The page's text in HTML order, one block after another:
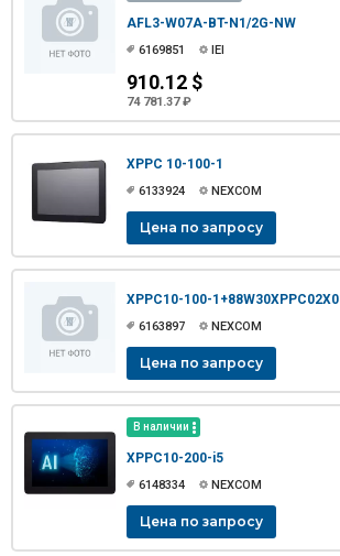
AFL3-W07A-BT-N1/2G-NW
6169851 IEI
910.12 $
74 781.37 ₽
XPPC 10-100-1
6133924 NEXCOM
Цена по запросу
XPPC10-100-1+88W30XPPC02X0
6163897 NEXCOM
Цена по запросу
В наличии
XPPC10-200-i5
6148334 NEXCOM
Цена по запросу